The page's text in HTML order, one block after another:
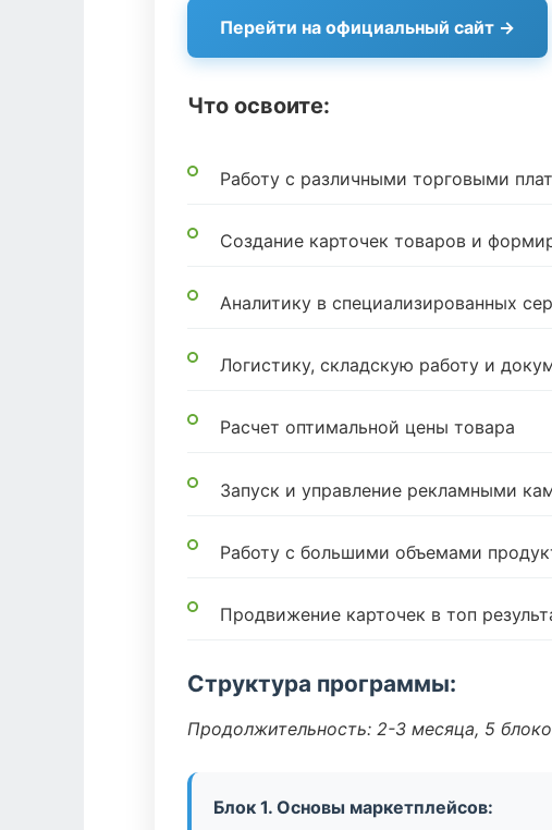
Перейти на официальный сайт →
Что освоите:
Работу с различными торговыми
Создание карточек товаров и
Аналитику в специализированных
Логистику, складскую работу и
Расчет оптимальной цены товара
Запуск и управление рекламными
Работу с большими объемами
Продвижение карточек в топ
Структура программы:
Продолжительность: 2-3 месяца, 5
Блок 1. Основы маркетплейсов: